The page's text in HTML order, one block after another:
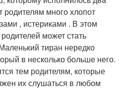
родителям много хлопот
, истериками . В этом
может стать
тиран нередко
в несколько больше него.
тем родителям, которые
их слушаться в любом